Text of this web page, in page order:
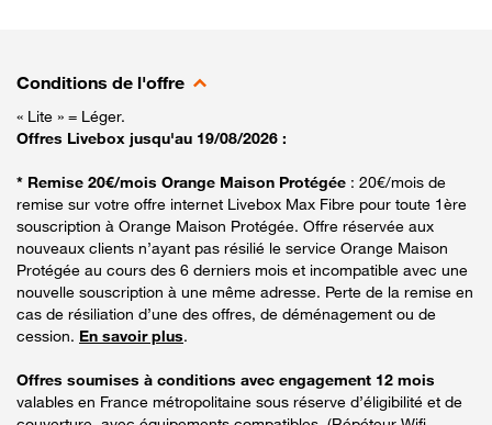
Conditions de l'offre
« Lite » = Léger.
Offres Livebox jusqu'au 19/08/2026 :
* Remise 20€/mois Orange Maison Protégée : 20€/mois de
remise sur votre offre internet Livebox Max Fibre pour toute 1ère
souscription à Orange Maison Protégée. Offre réservée aux
nouveaux clients n’ayant pas résilié le service Orange Maison
Protégée au cours des 6 derniers mois et incompatible avec une
nouvelle souscription à une même adresse. Perte de la remise en
cas de résiliation d’une des offres, de déménagement ou de
cession. En savoir plus.
Offres soumises à conditions avec engagement 12 mois
valables en France métropolitaine sous réserve d’éligibilité et de